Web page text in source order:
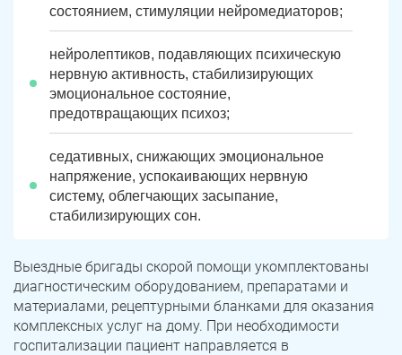
состоянием, стимуляции нейромедиаторов;
нейролептиков, подавляющих психическую
нервную активность, стабилизирующих
эмоциональное состояние,
предотвращающих психоз;
седативных, снижающих эмоциональное
напряжение, успокаивающих нервную
систему, облегчающих засыпание,
стабилизирующих сон.
Выездные бригады скорой помощи укомплектованы
диагностическим оборудованием, препаратами и
материалами, рецептурными бланками для оказания
комплексных услуг на дому. При необходимости
госпитализации пациент направляется в